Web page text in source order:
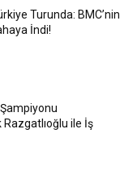
Turunda: BMC’nin
İndi!
ile İş